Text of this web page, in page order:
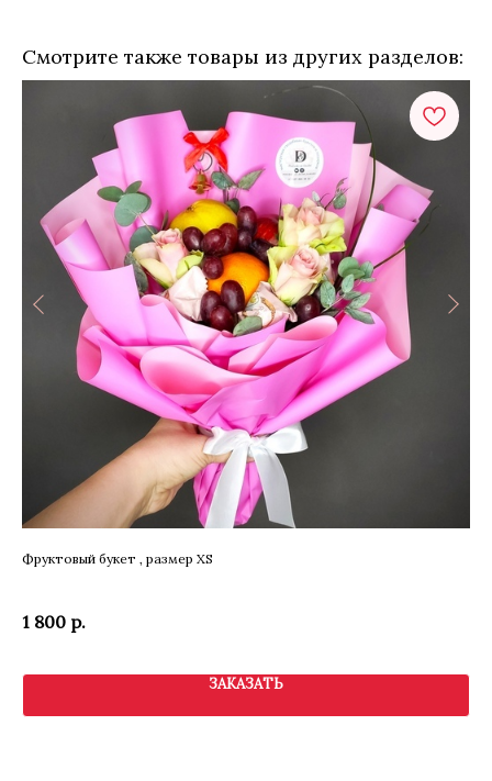
Смотрите также товары из других разделов:
Фруктовый букет , размер XS
1 800 р.
ЗАКАЗАТЬ